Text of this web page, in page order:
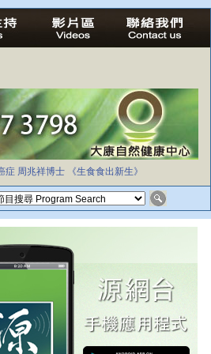
症 周兆祥博士 《生食食出新生》